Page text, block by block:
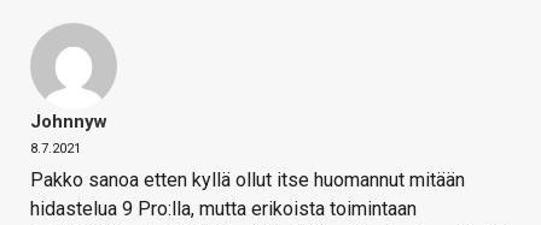
Johnnyw
8.7.2021
Pakko sanoa etten kyllä ollut itse huomannut mitään
hidastelua 9 Pro:lla, mutta erikoista toimintaan